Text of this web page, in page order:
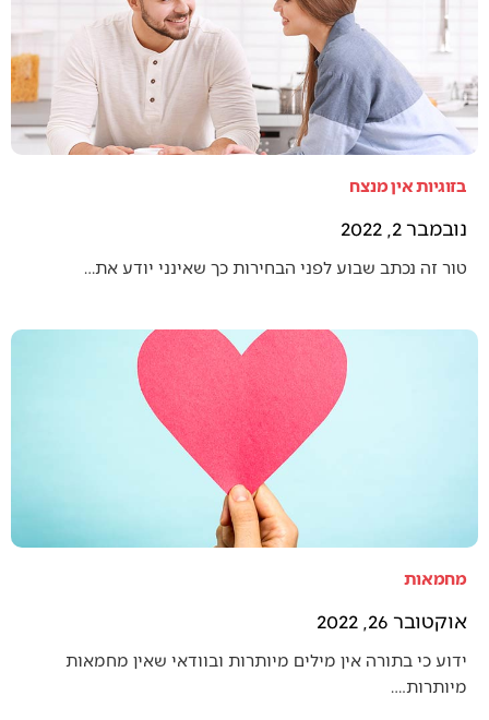
בזוגיות אין מנצח
נובמבר 2, 2022
טור זה נכתב שבוע לפני הבחירות כך שאינני יודע את…
מחמאות
אוקטובר 26, 2022
ידוע כי בתורה אין מילים מיותרות ובוודאי שאין מחמאות
מיותרות.…